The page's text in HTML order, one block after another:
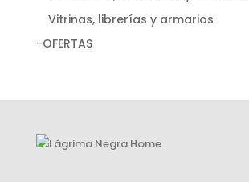
Vitrinas, librerías y armarios
-OFERTAS